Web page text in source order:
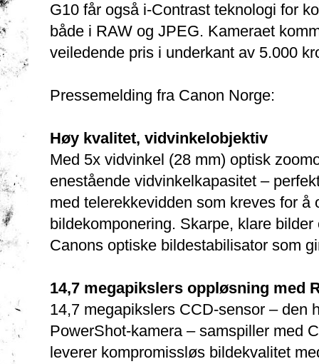
G10 får også i-Contrast teknologi for
både i RAW og JPEG. Kameraet
veiledende pris i underkant av 5.000
Pressemelding fra Canon Norge:
Høy kvalitet, vidvinkelobjektiv
Med 5x vidvinkel (28 mm) optisk
enestående vidvinkelkapasitet –
med telerekkevidden som kreves for å
bildekomponering. Skarpe, klare
Canons optiske bildestabilisator som
14,7 megapikslers oppløsning med
14,7 megapikslers CCD-sensor – den
PowerShot-kamera – samspiller med
leverer kompromissløs bildekvalitet